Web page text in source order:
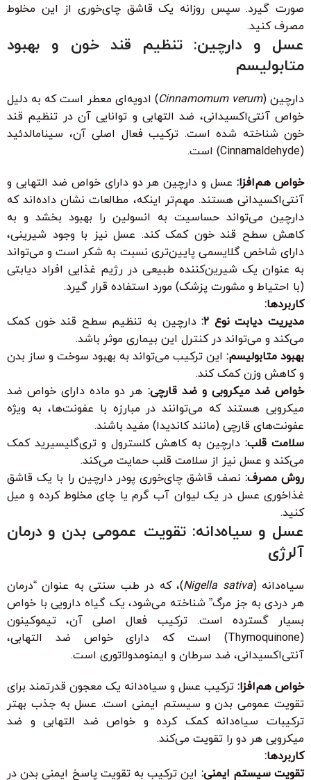
صورت گیرد. سپس روزانه یک قاشق چای‌خوری از این مخلوط
مصرف کنید.
عسل و دارچین: تنظیم قند خون و بهبود
متابولیسم
دارچین (Cinnamomum verum) ادویه‌ای معطر است که به دلیل
خواص آنتی‌اکسیدانی، ضد التهابی و توانایی آن در تنظیم قند
خون شناخته شده است. ترکیب فعال اصلی آن، سینامالدئید
(Cinnamaldehyde) است.
خواص هم‌افزا:عسل و دارچین هر دو دارای خواص ضد التهابی و
آنتی‌اکسیدانی هستند. مهم‌تر اینکه، مطالعات نشان داده‌اند که
دارچین می‌تواند حساسیت به انسولین را بهبود بخشد و به
کاهش سطح قند خون کمک کند. عسل نیز با وجود شیرینی،
دارای شاخص گلایسمی پایین‌تری نسبت به شکر است و می‌تواند
به عنوان یک شیرین‌کننده طبیعی در رژیم غذایی افراد دیابتی
(با احتیاط و مشورت پزشک) مورد استفاده قرار گیرد.
کاربردها:
مدیریت دیابت نوع ۲:
دارچین به تنظیم سطح قند خون کمک
می‌کند و می‌تواند در کنترل این بیماری موثر باشد.
بهبود متابولیسم: این ترکیب می‌تواند به بهبود سوخت و ساز بدن
و کاهش وزن کمک کند.
خواص ضد میکروبی و ضد قارچی: هر دو ماده دارای خواص ضد
میکروبی هستند که می‌توانند در مبارزه با عفونت‌ها، به ویژه
عفونت‌های قارچی (مانند کاندیدا) مفید باشند.
سلامت قلب: دارچین به کاهش کلسترول و تری‌گلیسیرید کمک
می‌کند و عسل نیز از سلامت قلب حمایت می‌کند.
روش مصرف: نصف قاشق چای‌خوری پودر دارچین را با یک قاشق
غذاخوری عسل در یک لیوان آب گرم یا چای مخلوط کرده و میل
کنید.
عسل و سیاه‌دانه: تقویت عمومی بدن و درمان
آلرژی
سیاه‌دانه (Nigella sativa)، که در طب سنتی به عنوان “درمان
هر دردی به جز مرگ” شناخته می‌شود، یک گیاه دارویی با خواص
بسیار گسترده است. ترکیب فعال اصلی آن، تیموکینون
(Thymoquinone) است که دارای خواص ضد التهابی،
آنتی‌اکسیدانی، ضد سرطان و ایمنومدولاتوری است.
خواص هم‌افزا: ترکیب عسل و سیاه‌دانه یک معجون قدرتمند برای
تقویت عمومی بدن و سیستم ایمنی است. عسل به جذب بهتر
ترکیبات سیاه‌دانه کمک کرده و خواص ضد التهابی و ضد
میکروبی هر دو را تقویت می‌کند.
کاربردها:
تقویت سیستم ایمنی: این ترکیب به تقویت پاسخ ایمنی بدن در